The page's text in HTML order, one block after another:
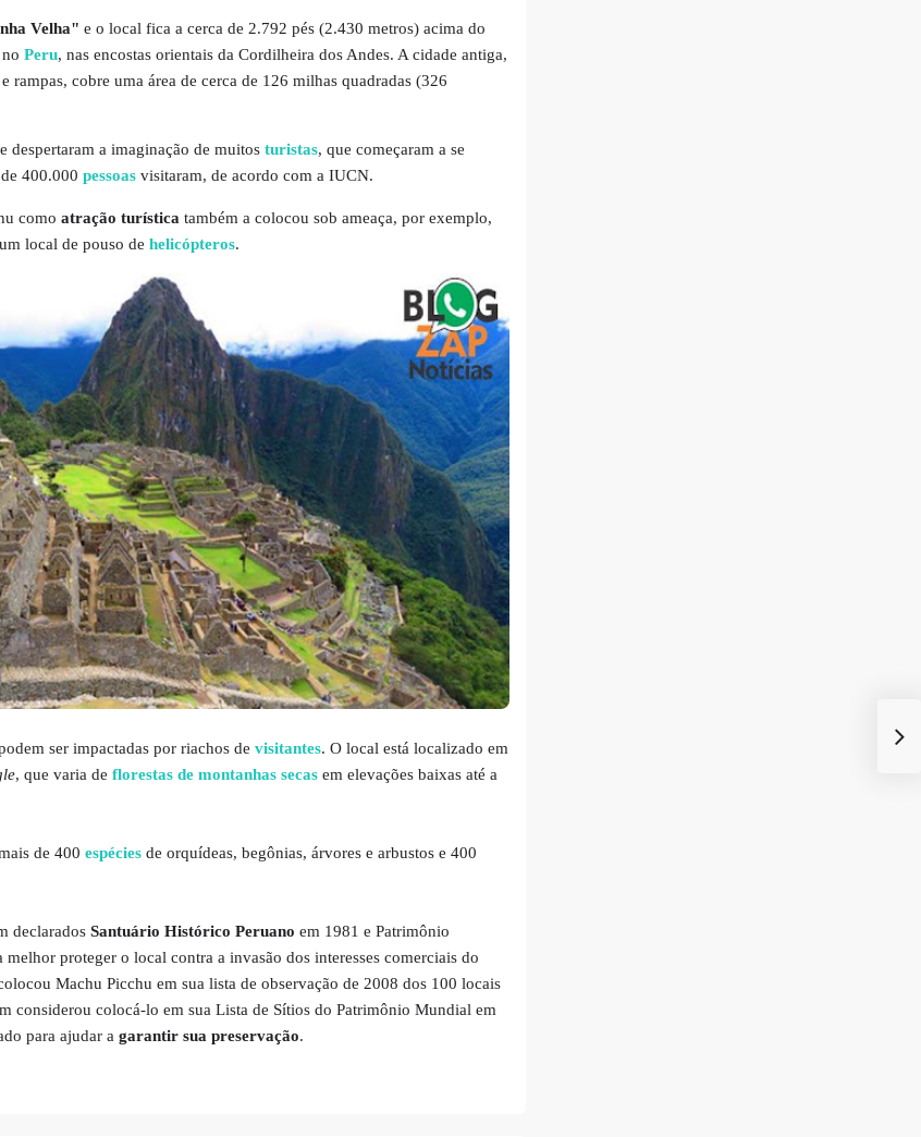
Velha" e o local fica a cerca de 2.792 pés (2.430 metros) acima do
Peru, nas encostas orientais da Cordilheira dos Andes. A cidade antiga,
rampas, cobre uma área de cerca de 126 milhas quadradas (326
despertaram a imaginação de muitos turistas, que começaram a se
400.000 pessoasvisitaram, de acordo com a IUCN.
como atração turísticatambém a colocou sob ameaça, por exemplo,
local de pouso de helicópteros.
ser impactadas por riachos de visitantes. O local está localizado em
, que varia de florestas de montanhas secasem elevações baixas até a
de 400 espéciesde orquídeas, begônias, árvores e arbustos e 400
declarados Santuário Histórico Peruano em 1981 e Patrimônio
melhor proteger o local contra a invasão dos interesses comerciais do
Machu Picchu em sua lista de observação de 2008 dos 100 locais
considerou colocá-lo em sua Lista de Sítios do Patrimônio Mundial em
para ajudar a garantir sua preservação.